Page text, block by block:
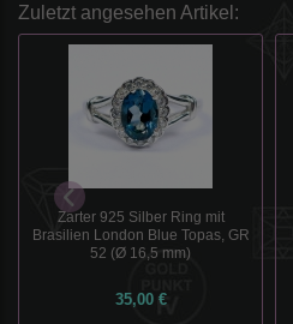
Zuletzt angesehen Artikel:
Zarter 925 Silber Ring mit
Brasilien London Blue Topas, GR
52 (Ø 16,5 mm)
35,00 €